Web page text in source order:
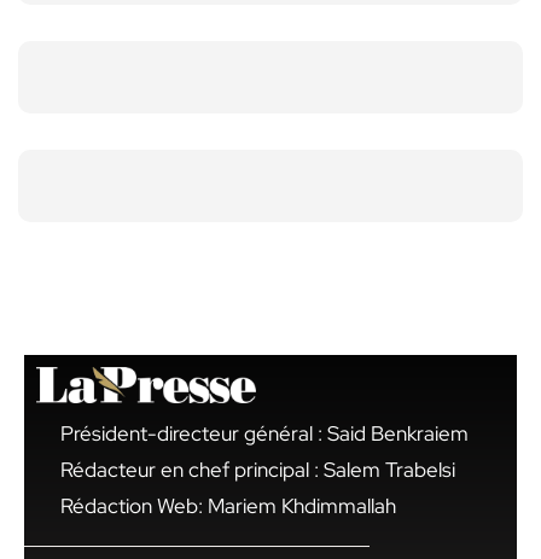
Président-directeur général : Said Benkraiem
Rédacteur en chef principal : Salem Trabelsi
Rédaction Web: Mariem Khdimmallah